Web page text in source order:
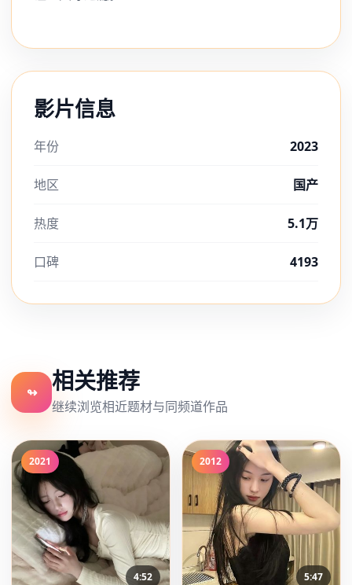
影片信息
年份 2023
地区 国产
热度 5.1万
口碑 4193
↬ 相关推荐
继续浏览相近题材与同频道作品
2021
4:52
2012
5:47